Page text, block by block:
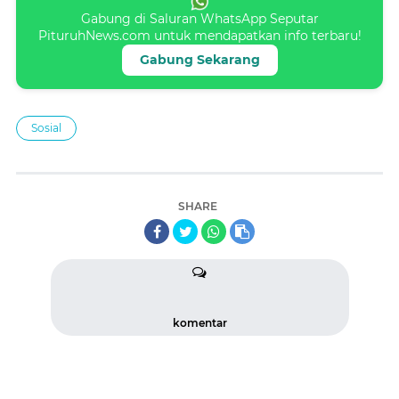
Gabung di Saluran WhatsApp Seputar
PituruhNews.com untuk mendapatkan info terbaru!
Gabung Sekarang
Sosial
SHARE
komentar